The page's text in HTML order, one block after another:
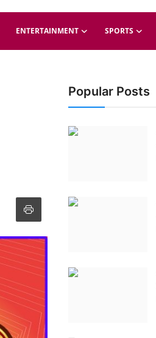
ENTERTAINMENT SPORTS
Popular Posts